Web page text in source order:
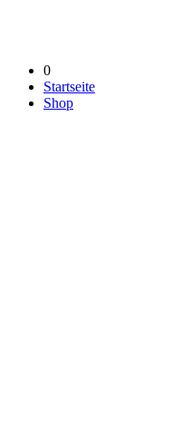
0
Startseite
Shop